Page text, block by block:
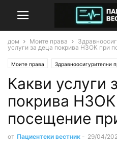
дом Моите права
услуги за деца покрива НЗОК при
Моите права Здравноосигурителни
Права на деца и родители
Какви услуги
покрива
посещение
от Пациентски вестник - 29/04/